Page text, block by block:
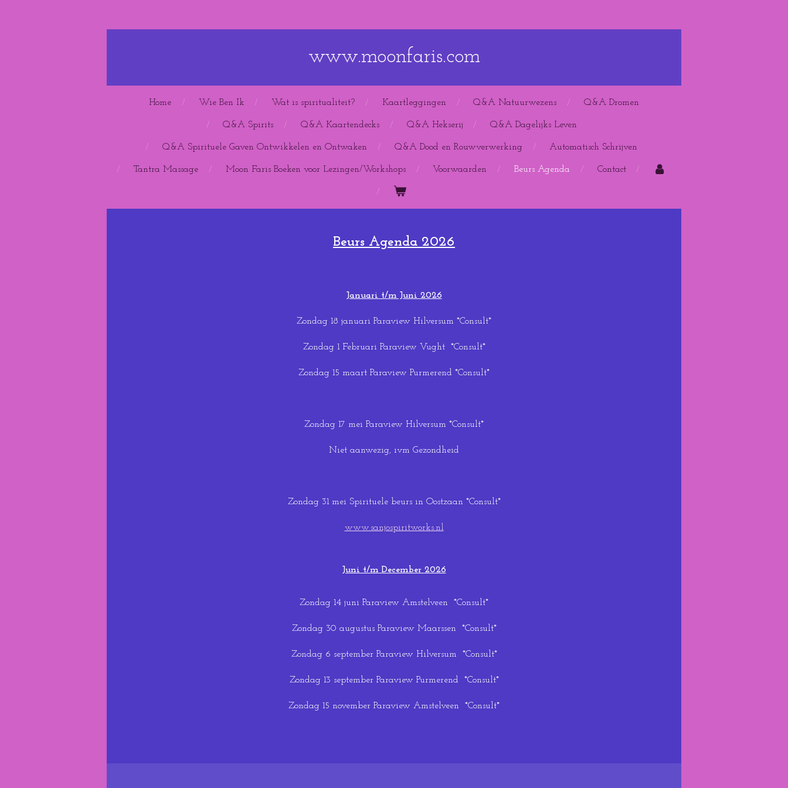
www.moonfaris.com
Home Wie Ben Ik Wat is spiritualiteit? Kaartleggingen Q&A Natuurwezens Q&A Dromen
Q&A Spirits Q&A Kaartendecks Q&A Hekserij Q&A Dagelijks Leven
Q&A Spirituele Gaven Ontwikkelen en Ontwaken Q&A Dood en Rouwverwerking Automatisch Schrijven
Tantra Massage Moon Faris Boeken voor Lezingen/Workshops Voorwaarden Beurs Agenda Contact
Beurs Agenda 2026
Januari t/m Juni 2026
Zondag 18 januari Paraview Hilversum *Consult*
Zondag 1 Februari Paraview Vught *Consult*
Zondag 15 maart Paraview Purmerend *Consult*
Zondag 17 mei Paraview Hilversum *Consult*
Niet aanwezig, ivm Gezondheid
Zondag 31 mei Spirituele beurs in Oostzaan *Consult*
www.sanjospiritworks.nl
Juni t/m December 2026
Zondag 14 juni Paraview Amstelveen *Consult*
Zondag 30 augustus Paraview Maarssen *Consult*
Zondag 6 september Paraview Hilversum *Consult*
Zondag 13 september Paraview Purmerend *Consult*
Zondag 15 november Paraview Amstelveen *Consult*